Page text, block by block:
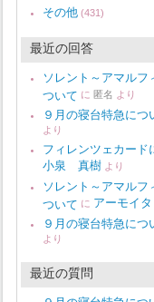
その他 (431)
最近の回答
ソレント～アマルフ
ついて に 匿名 より
９月の寝台特急につ
より
フィレンツェカード
小泉 真樹 より
ソレント～アマルフ
ついて に アーモイ
９月の寝台特急につ
より
最近の質問